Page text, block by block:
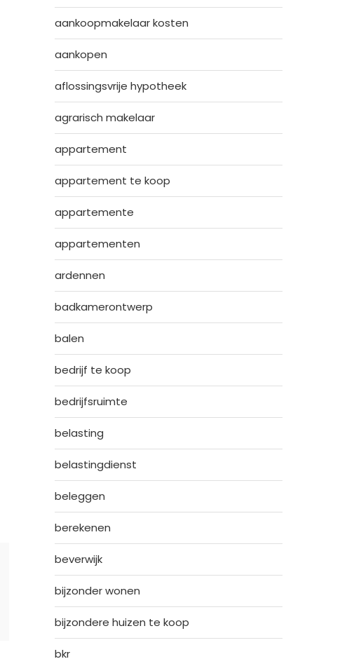
aankoopmakelaar kosten
aankopen
aflossingsvrije hypotheek
agrarisch makelaar
appartement
appartement te koop
appartemente
appartementen
ardennen
badkamerontwerp
balen
bedrijf te koop
bedrijfsruimte
belasting
belastingdienst
beleggen
berekenen
beverwijk
bijzonder wonen
bijzondere huizen te koop
bkr